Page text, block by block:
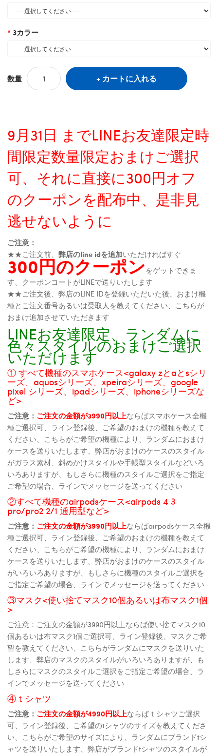
3カラー
数量 カートに入れる
9月31日 までLINEお友達限定時
間限定数量限定おまけご選択
可、それに直接に300円オフ
のクーポンを配布中、是非見
逃せないように
ご注意：
★★ご注文前、 弊店のline idを追加いただければすぐ
300円のクーポンをゲットできま
す、クーポンコートがLINEで送りいたします
★★ご注文後、弊店のLINE IDを登録いただいた後、おまけ機
種とご注文番号あるいは受取人を教えてください、こちらが
おまけ追加させていただきます
LINEお友達限定、ランダムに
色々スタイルのおまけご選択
いただけます
① すべて機種のスマホケース<galaxy zとaとsシリ
ーズ、aquosシリーズ、xpeiraシリーズ、google
pixel シリーズ、ipadシリーズ、iphoneシリーズな
ど>
ご注意： ご注文の金額が3990円以上ならばスマホケース全機
種ご選択可、ライン登録後、ご希望のおまけの機種を教えて
ください、こちらがご希望の機種により、ランダムにおまけ
ケースを送りいたします、弊店がおまけのケースのスタイル
がガラス素材、斜めかけスタイルや手帳型スタイルなどいろ
いろありますが、もしさらに機種のスタイルご選択をご指定
ご希望の場合、ラインでメッセージを送ってください
②すべて機種のairpodsケース<airpods 4 3
pro/pro2 2/1 通用型など>
ご注意： ご注文の金額が3990円以上ならばairpodsケース全機
種ご選択可、ライン登録後、ご希望のおまけの機種を教えて
ください、こちらがご希望の機種により、ランダムにおまけ
ケースを送りいたします、弊店がおまけのケースのスタイル
がいろいろありますが、もしさらに機種のスタイルご選択を
ご指定ご希望の場合、ラインでメッセージを送ってください
③マスク<使い捨てマスク10個あるいは布マスク1個
>
ご注意：ご注文の金額が3990円以上ならば使い捨てマスク10
個あるいは布マスク1個ご選択可、ライン登録後、マスクご希
望を教えてください、こちらがランダムにマスクを送りいた
します、弊店のマスクのスタイルがいろいろありますが、も
しさらにマスクのスタイルご選択をご指定ご希望の場合、ラ
インでメッセージを送ってください
④ｔシャツ
ご注意： ご注文の金額が4990円以上ならばｔシャツご選択
可、ライン登録後、ご希望のtシャツのサイズを教えてくださ
い、こちらがご希望のサイズにより、ランダムにブランドtシ
ャツを送りいたします、弊店がブランドtシャツのスタイルが